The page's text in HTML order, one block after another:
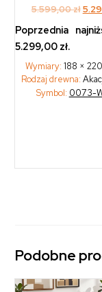
5.599,00zł
price
was:
Poprzednia
5.299,00 zł.
Wymiary:188 ×
Rodzaj drewna:
Symbol: 0073-
Podobne